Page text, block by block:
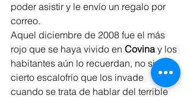
poder asistir y le envío un regalo por
correo.
Aquel diciembre de 2008 fue el más
rojo que se haya vivido en Covina y los
habitantes aún lo recuerdan, no sin un
cierto escalofrío que los invade
cuando se trata de hablar del terrible